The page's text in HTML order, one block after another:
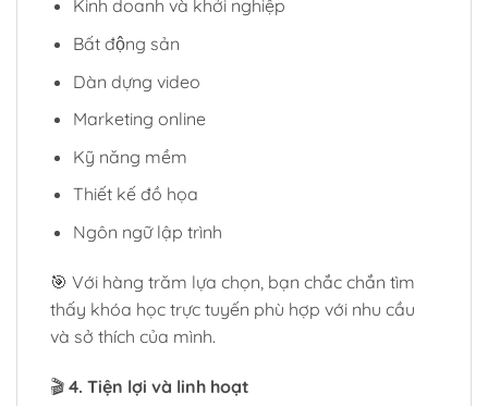
Kinh doanh và khởi nghiệp
Bất động sản
Dàn dựng video
Marketing online
Kỹ năng mềm
Thiết kế đồ họa
Ngôn ngữ lập trình
🎯 Với hàng trăm lựa chọn, bạn chắc chắn tìm
thấy khóa học trực tuyến phù hợp với nhu cầu
và sở thích của mình.
🎬 4. Tiện lợi và linh hoạt